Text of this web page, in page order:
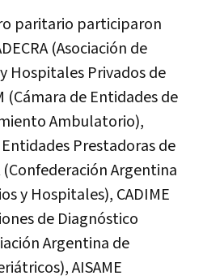
paritario participaron
(Asociación de
Hospitales Privados de
(Cámara de Entidades de
Ambulatorio),
Entidades Prestadoras de
(Confederación Argentina
y Hospitales), CADIME
de Diagnóstico
Argentina de
AISAME